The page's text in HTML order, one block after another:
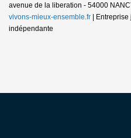
avenue de la liberation - 54000
vivons-mieux-ensemble.fr | Entreprise
indépendante